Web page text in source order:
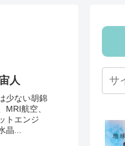
人
少ない胡錦
MRI航空、
トエンジ
晶...